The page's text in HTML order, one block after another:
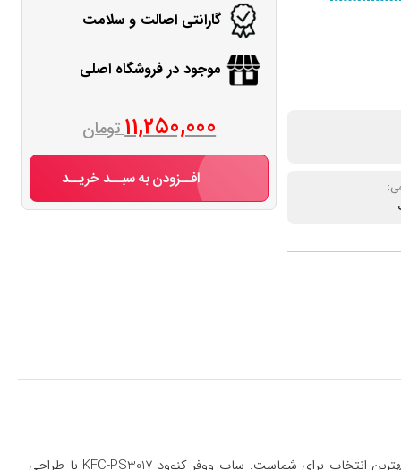
گارانتی اصالت و سلامت
موجود در فروشگاه اصلی
11,250,000تومان
افــزودن به سبــد خریــد
مدل KFC-PS3017 بهترین انتخاب برای شماست. ساب ووفر کنوود KFC-PS3017 با طراحی